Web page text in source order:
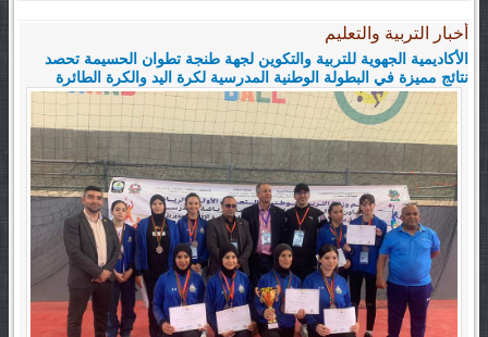
أخبار التربية والتعليم
الأكاديمية الجهوية للتربية والتكوين لجهة طنجة تطوان الحسيمة تحصد
نتائج مميزة في البطولة الوطنية المدرسية لكرة اليد والكرة الطائرة